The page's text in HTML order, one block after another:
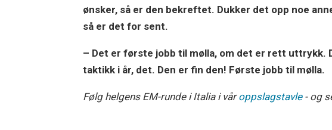
ønsker, så er den bekreftet. Dukker det opp noe
så er det for sent.
– Det er første jobb til mølla, om det er rett uttrykk.
taktikk i år, det. Den er fin den! Første jobb til mølla.
Følg helgens EM-runde i Italia i våroppslagstavle- og